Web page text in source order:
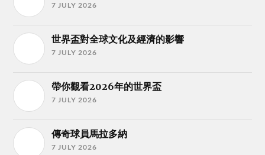
7 JULY 2026
世界盃對全球文化及經濟的影響
7 JULY 2026
帶你觀看2026年的世界盃
7 JULY 2026
傳奇球員馬拉多納
7 JULY 2026